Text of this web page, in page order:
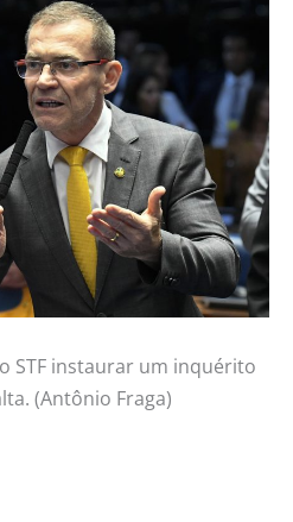
STF instaurar um inquérito
(Antônio Fraga)